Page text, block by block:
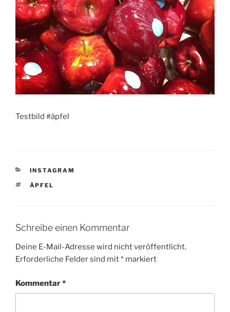
Testbild #äpfel
KATEGORIEN
INSTAGRAM
SCHLAGWÖRTER
ÄPFEL
Schreibe einen Kommentar
Deine E-Mail-Adresse wird nicht veröffentlicht.
Erforderliche Felder sind mit* markiert
Kommentar*